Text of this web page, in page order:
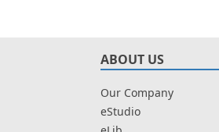
ABOUT US
Our Company
eStudio